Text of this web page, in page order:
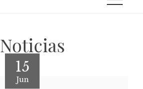
Noticias
15
Jun